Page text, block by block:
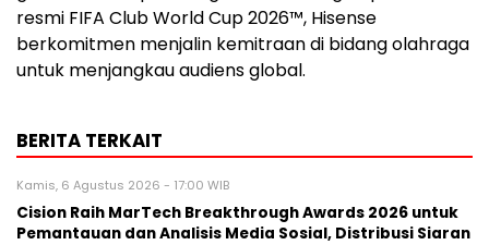
resmi FIFA Club World Cup 2026™, Hisense
berkomitmen menjalin kemitraan di bidang olahraga
untuk menjangkau audiens global.
BERITA TERKAIT
Kamis, 6 Agustus 2026 - 17:00 WIB
Cision Raih MarTech Breakthrough Awards 2026 untuk
Pemantauan dan Analisis Media Sosial, Distribusi Siaran